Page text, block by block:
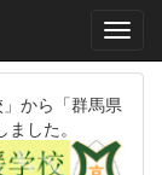
から「群馬県
した。